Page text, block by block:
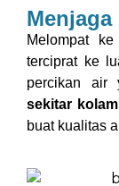
Melompat
terciprat ke
percikan air
sekitar
buat kualitas